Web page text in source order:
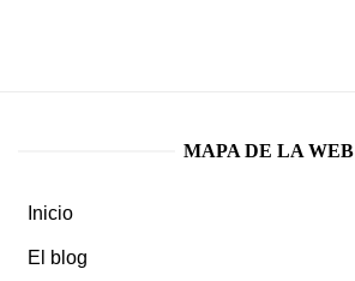
MAPA DE LA WEB
Inicio
El blog